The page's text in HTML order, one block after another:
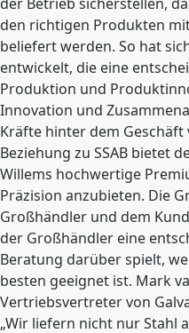
den richtigen Produkten
beliefert werden. So hat
entwickelt, die eine
Produktion und
Innovation und
Kräfte hinter dem Geschäft
Beziehung zu SSAB bietet
Willems hochwertige
Präzision anzubieten. Die
Großhändler und dem
der Großhändler eine
Beratung darüber spielt,
besten geeignet ist. Mark
Vertriebsvertreter von
„Wir liefern nicht nur Stahl